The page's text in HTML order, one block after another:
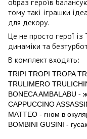
образ героїв
тому такі іграшки
для декору.
Це не просто герої
динаміки та
В комплект входять:
TRIPI TROPI TROPA
TRULIMERO
BONECA AMBALABU -
CAPPUCCINO
MATTEO - гном в
BOMBINI GUSINI -